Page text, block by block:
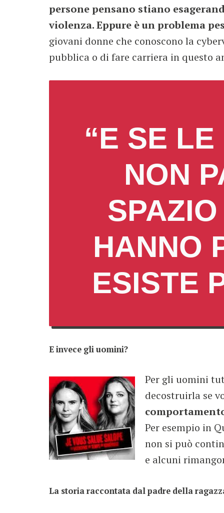
persone pensano stiano
violenza. Eppure è un problema
giovani donne che conoscono la
pubblica o di fare carriera in questo
“E SE
NON
HANNO
ESISTE
E invece gli uomini?
Per gli uomini
decostruirla se
Per esempio in
non si può
e alcuni
La storia raccontata dal padre della